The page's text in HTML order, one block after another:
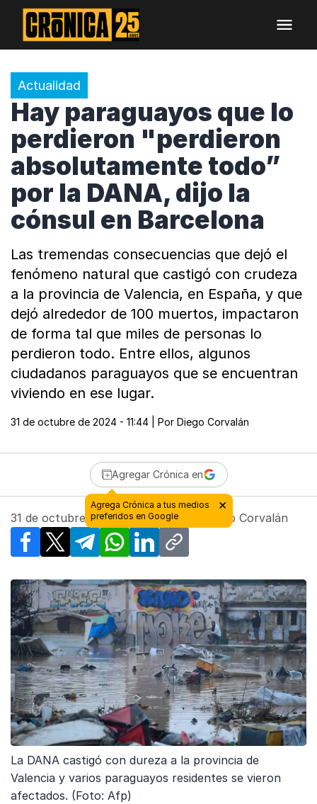
Actualidad
Hay paraguayos que lo
perdieron "perdieron
absolutamente todo”
por la DANA, dijo la
cónsul en Barcelona
Las tremendas consecuencias que dejó el
fenómeno natural que castigó con crudeza
a la provincia de Valencia, en España, y que
dejó alrededor de 100 muertos, impactaron
de forma tal que miles de personas lo
perdieron todo. Entre ellos, algunos
ciudadanos paraguayos que se encuentran
viviendo en ese lugar.
31 de octubre de 2024 - 11:44 | Por Diego Corvalán
Agregar Crónica en
31 de octubre de 2024 - 11:44| Por Diego Corvalán
Facebook
X TelegramWhatsApp
LinkedInCopy link
La DANA castigó con dureza a la provincia de
Valencia y varios paraguayos residentes se vieron
afectados. (Foto: Afp)